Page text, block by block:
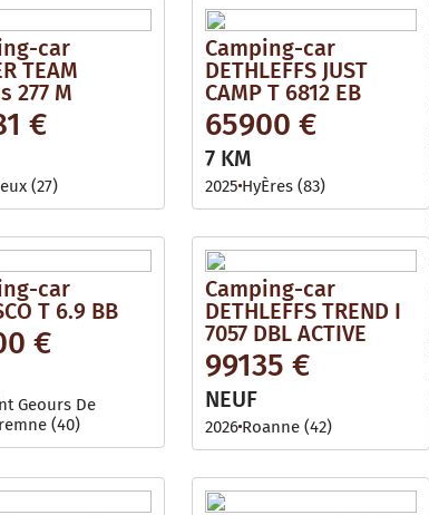
car
TEAM
277 M
€
(27)
Camping-car
DETHLEFFS JUST
CAMP T 6812 EB
65900 €
7 KM
2025 HyÈres (83)
car
T 6.9 BB
€
Geours De
(40)
Camping-car
DETHLEFFS TREND I
7057 DBL ACTIVE
99135 €
NEUF
2026 Roanne (42)